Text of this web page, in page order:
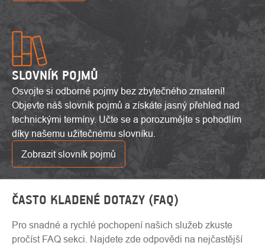
SLOVNÍK POJMŮ
Osvojte si odborné pojmy bez zbytečného zmatení!
Objevte náš slovník pojmů a získáte jasný přehled nad
technickými termíny. Učte se a porozumějte s pohodlím
díky našemu užitečnému slovníku.
Zobrazit slovník pojmů
ČASTO KLADENÉ DOTAZY (FAQ)
Pro snadné a rychlé pochopení našich služeb zkuste
pročíst FAQ sekci. Najdete zde odpovědi na nejčastější